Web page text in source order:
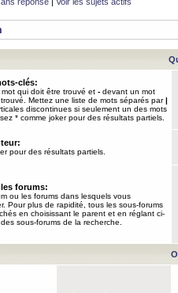
clés:
qui doit être trouvé et - devant un mot
Mettez une liste de mots séparés par|
discontinues si seulement un des mots
* comme joker pour des résultats partiels.
pour des résultats partiels.
forums:
ou les forums dans lesquels vous
Pour plus de rapidité, tous les sous-forums
en choisissant le parent et en réglant ci-
sous-forums de la recherche.